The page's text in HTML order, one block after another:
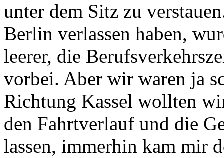
unter dem Sitz zu
Berlin verlassen haben,
leerer, die
vorbei. Aber wir waren ja
Richtung Kassel wollten
den Fahrtverlauf und die
lassen, immerhin kam mir